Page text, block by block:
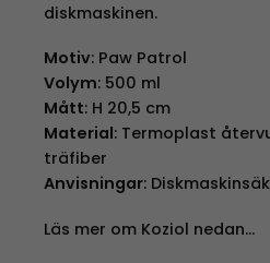
diskmaskinen.
Motiv: Paw Patrol
Volym: 500 ml
Mått: H 20,5 cm
Material: Termoplast
träfiber
Anvisningar:
Läs mer om Koziol nedan…